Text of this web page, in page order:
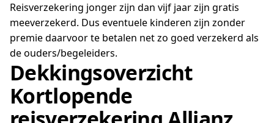
Reisverzekering jonger zijn dan vijf jaar zijn gratis
meeverzekerd. Dus eventuele kinderen zijn zonder
premie daarvoor te betalen net zo goed verzekerd als
de ouders/begeleiders.
Dekkingsoverzicht
Kortlopende